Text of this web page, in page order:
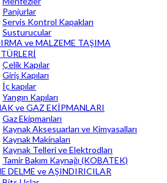
Panjurlar
Servis Kontrol Kapakları
Susturucular
ve MALZEME TAŞIMA
Çelik Kapılar
Giriş Kapıları
İç kapılar
Yangın Kapıları
ve GAZ EKİPMANLARI
Gaz Ekipmanları
Kaynak Aksesuarları ve Kimyasalları
Kaynak Makinaları
Kaynak Telleri ve Elektrodları
Tamir Bakım Kaynağı (KOBATEK)
DELME ve AŞINDIRICILAR